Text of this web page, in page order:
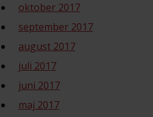
oktober 2017
september 2017
august 2017
juli 2017
juni 2017
maj 2017